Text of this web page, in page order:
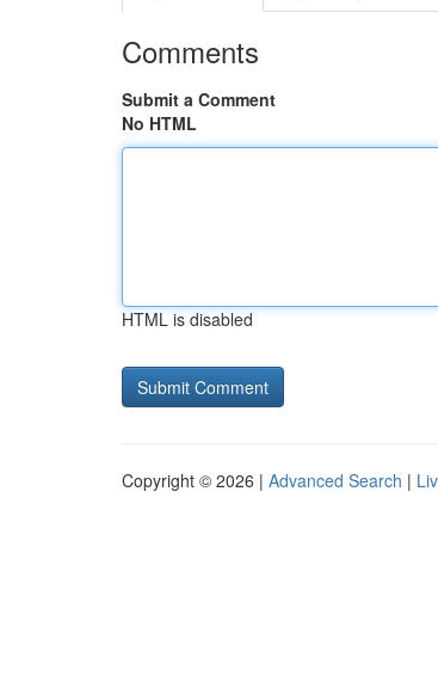
Comments
Submit a Comment
No HTML
HTML is disabled
Copyright © 2026 | Advanced Search |